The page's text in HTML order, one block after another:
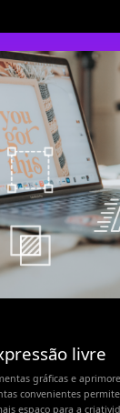
livre
gráficas e
convenientes
espaço para a